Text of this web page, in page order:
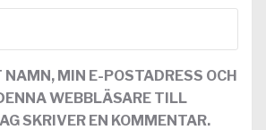
MIN E-POSTADRESS OCH
WEBBLÄSARE TILL
SKRIVER EN KOMMENTAR.